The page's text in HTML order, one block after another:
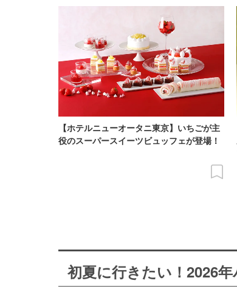
【ホテルニューオータニ東京】いちごが主
役のスーパースイーツビュッフェが登場！
初夏に行きたい！2026